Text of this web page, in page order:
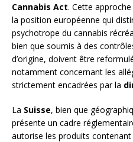
Cannabis Act. Cette
la position européenne qui
psychotrope du cannabis
bien que soumis à des
d’origine, doivent être
notamment concernant les
strictement encadrées par la
La Suisse, bien que
présente un cadre
autorise les produits contenant